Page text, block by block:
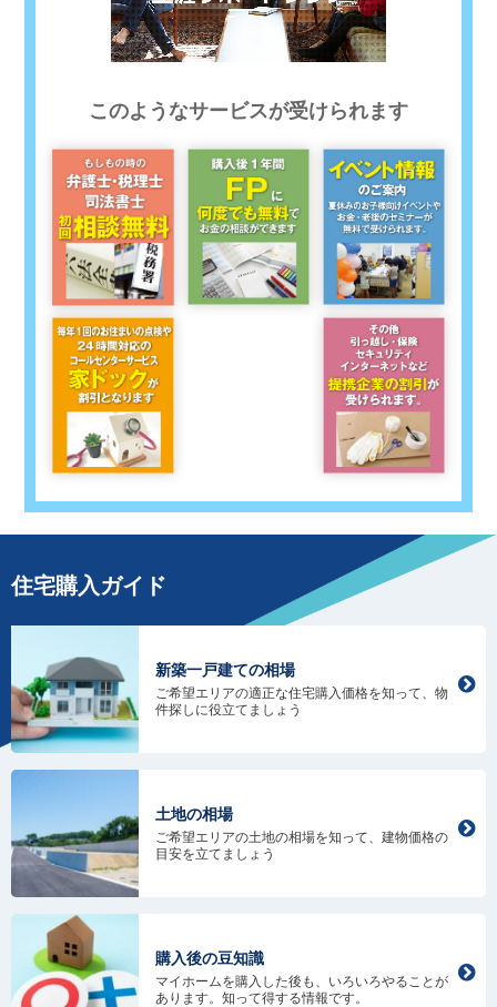
このようなサービスが受けられます
住宅購入ガイド
新築一戸建ての相場
ご希望エリアの適正な住宅購入価格を知って、物
件探しに役立てましょう
土地の相場
ご希望エリアの土地の相場を知って、建物価格の
目安を立てましょう
購入後の豆知識
マイホームを購入した後も、いろいろやることが
あります。知って得する情報です。